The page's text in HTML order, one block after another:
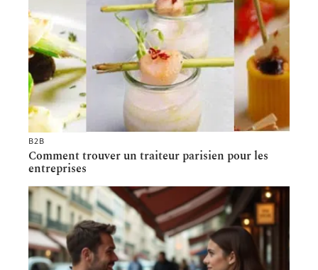
B2B
Comment trouver un traiteur parisien pour les
entreprises